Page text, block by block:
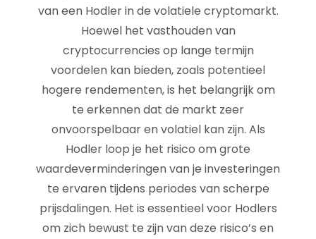
van een Hodler in de volatiele cryptomarkt.
Hoewel het vasthouden van
cryptocurrencies op lange termijn
voordelen kan bieden, zoals potentieel
hogere rendementen, is het belangrijk om
te erkennen dat de markt zeer
onvoorspelbaar en volatiel kan zijn. Als
Hodler loop je het risico om grote
waardeverminderingen van je investeringen
te ervaren tijdens periodes van scherpe
prijsdalingen. Het is essentieel voor Hodlers
om zich bewust te zijn van deze risico’s en